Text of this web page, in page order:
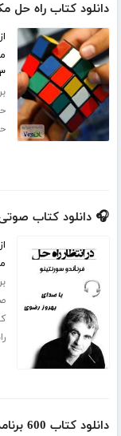
دانلود کتاب راه حل
۳ صفحه
🎧 دانلود کتاب صوتی